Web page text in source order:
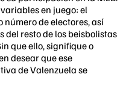
en juego: el
de electores, así
del resto de los beisbolistas
que ello, signifique o
desear que ese
de Valenzuela se